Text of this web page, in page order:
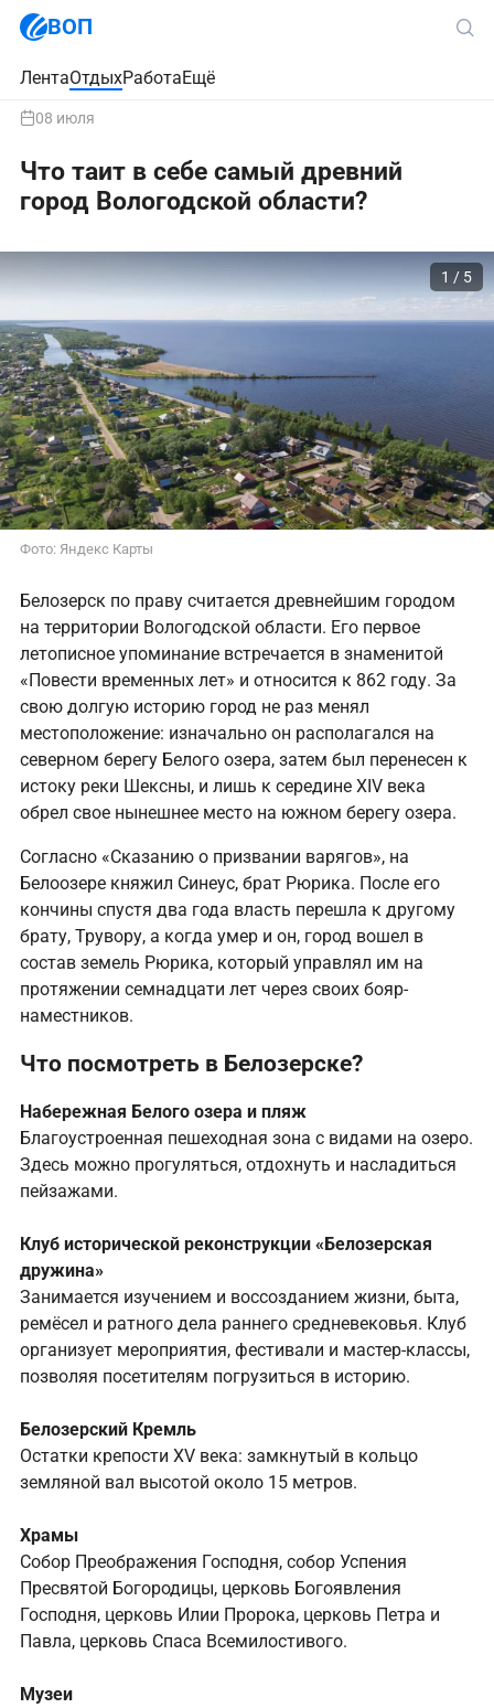
ВОП
ЛентаОтдыхРаботаЕщё
08 июля
Что таит в себе самый древний
город Вологодской области?
Фото: Яндекс Карты
1 / 5
Белозерск по праву считается древнейшим городом
на территории Вологодской области. Его первое
летописное упоминание встречается в знаменитой
«Повести временных лет» и относится к 862 году. За
свою долгую историю город не раз менял
местоположение: изначально он располагался на
северном берегу Белого озера, затем был перенесен к
истоку реки Шексны, и лишь к середине XIV века
обрел свое нынешнее место на южном берегу озера.
Согласно «Сказанию о призвании варягов», на
Белоозере княжил Синеус, брат Рюрика. После его
кончины спустя два года власть перешла к другому
брату, Трувору, а когда умер и он, город вошел в
состав земель Рюрика, который управлял им на
протяжении семнадцати лет через своих бояр-
наместников.
Что посмотреть в Белозерске?
Набережная Белого озера и пляж
Благоустроенная пешеходная зона с видами на озеро.
Здесь можно прогуляться, отдохнуть и насладиться
пейзажами.
Клуб исторической реконструкции «Белозерская
дружина»
Занимается изучением и воссозданием жизни, быта,
ремёсел и ратного дела раннего средневековья. Клуб
организует мероприятия, фестивали и мастер-классы,
позволяя посетителям погрузиться в историю.
Белозерский Кремль
Остатки крепости ХV века: замкнутый в кольцо
земляной вал высотой около 15 метров.
Храмы
Собор Преображения Господня, собор Успения
Пресвятой Богородицы, церковь Богоявления
Господня, церковь Илии Пророка, церковь Петра и
Павла, церковь Спаса Всемилостивого.
Музеи